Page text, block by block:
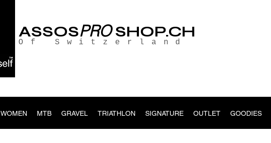
ASSOSPROSHOP.CH
Of Switzerland
WOMEN MTB GRAVEL TRIATHLON SIGNATURE OUTLET GOODIES